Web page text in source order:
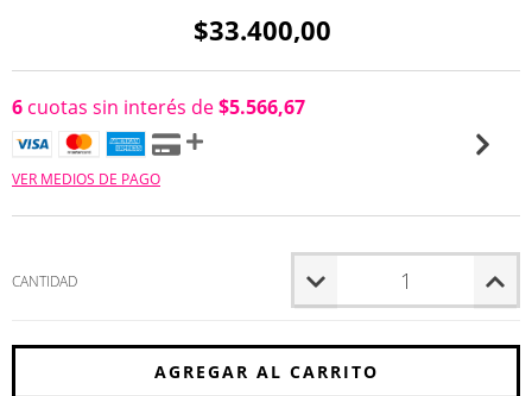
$33.400,00
6 cuotas sin interés de$5.566,67
VER MEDIOS DE PAGO
CANTIDAD